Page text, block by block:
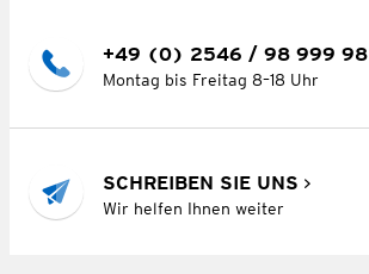
+49 (0) 2546 / 98 999 98
Montag bis Freitag 8–18 Uhr
SCHREIBEN SIE UNS
Wir helfen Ihnen weiter